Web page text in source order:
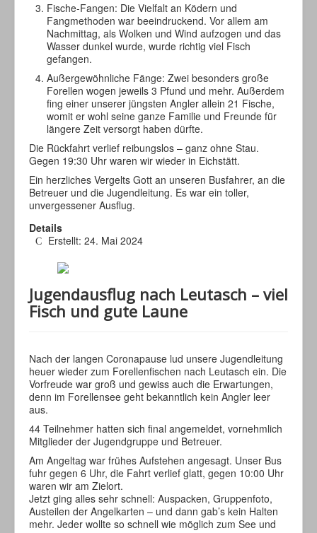
Fische-Fangen: Die Vielfalt an Ködern und
Fangmethoden war beeindruckend. Vor allem am
Nachmittag, als Wolken und Wind aufzogen und das
Wasser dunkel wurde, wurde richtig viel Fisch
gefangen.
Außergewöhnliche Fänge: Zwei besonders große
Forellen wogen jeweils 3 Pfund und mehr. Außerdem
fing einer unserer jüngsten Angler allein 21 Fische,
womit er wohl seine ganze Familie und Freunde für
längere Zeit versorgt haben dürfte.
Die Rückfahrt verlief reibungslos – ganz ohne Stau.
Gegen 19:30 Uhr waren wir wieder in Eichstätt.
Ein herzliches Vergelts Gott an unseren Busfahrer, an die
Betreuer und die Jugendleitung. Es war ein toller,
unvergessener Ausflug.
Details
Erstellt: 24. Mai 2024
Jugendausflug nach Leutasch – viel
Fisch und gute Laune
Nach der langen Coronapause lud unsere Jugendleitung
heuer wieder zum Forellenfischen nach Leutasch ein. Die
Vorfreude war groß und gewiss auch die Erwartungen,
denn im Forellensee geht bekanntlich kein Angler leer
aus.
44 Teilnehmer hatten sich final angemeldet, vornehmlich
Mitglieder der Jugendgruppe und Betreuer.
Am Angeltag war frühes Aufstehen angesagt. Unser Bus
fuhr gegen 6 Uhr, die Fahrt verlief glatt, gegen 10:00 Uhr
waren wir am Zielort.
Jetzt ging alles sehr schnell: Auspacken, Gruppenfoto,
Austeilen der Angelkarten – und dann gab’s kein Halten
mehr. Jeder wollte so schnell wie möglich zum See und